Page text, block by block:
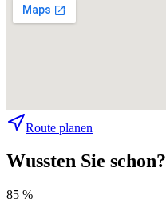
Route planen
Wussten Sie schon?
85 %